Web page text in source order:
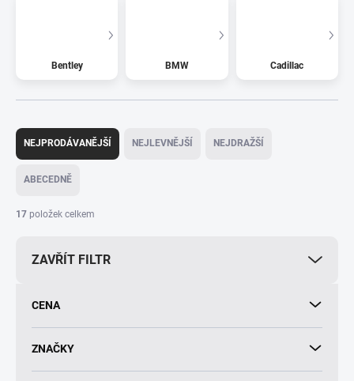
Bentley BMW Cadillac
Ř
z
í
NEJPRODÁVANĚJŠÍ NEJLEVNĚJŠÍ NEJDRAŽŠÍ
ABECEDNĚ
17 položek celkem
ZAVŘÍT FILTR
CENA
ZNAČKY